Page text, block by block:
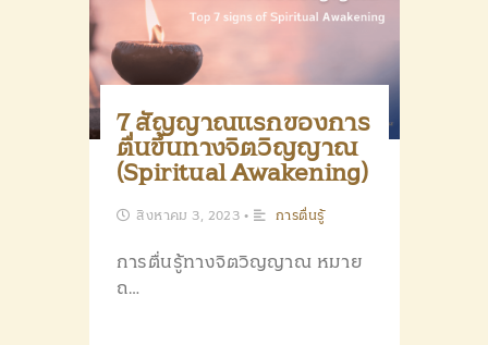
7 สัญญาณแรกของการ
ตื่นขึ้นทางจิตวิญญาณ
(Spiritual Awakening)
สิงหาคม 3, 2023 • การตื่นรู้
การตื่นรู้ทางจิตวิญญาณ หมาย
ถ…